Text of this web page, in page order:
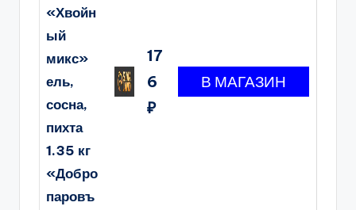
«Хвойн
ый
микс»
ель,
сосна,
пихта
1.35 кг
«Добро
паровъ
17
6
₽